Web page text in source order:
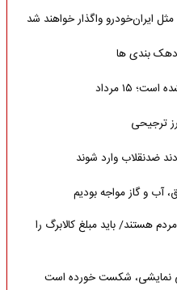
ایران‌خودرو واگذار خواهند شد
دهک بندی ها
۱۵ مرداد
ترجیحی
ضدنقلاب وارد شوند
آب و گاز مواجه بودیم
هستند/ باید مبلغ کالابرگ را
نمایشی، شکست خورده است